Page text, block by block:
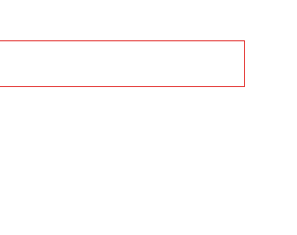
造低 智联航空：无人机赋能应急救援与医疗运